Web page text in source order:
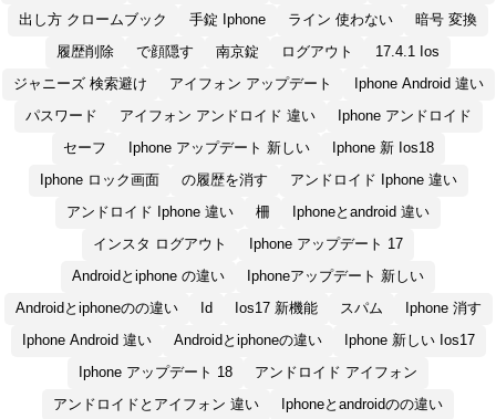
出し方 クロームブック
手錠 Iphone ライン 使わない
暗号 変換
履歴削除
で顔隠す 南京錠 ログアウト
17.4.1 Ios
ジャニーズ 検索避け
アイフォン アップデート
Iphone Android 違い
パスワード
アイフォン アンドロイド 違い
Iphone アンドロイド
セーフ
Iphone アップデート 新しい
Iphone 新 Ios18
Iphone ロック画面
の履歴を消す
アンドロイド Iphone 違い
アンドロイド Iphone 違い
柵
Iphoneとandroid 違い
インスタ ログアウト
Iphone アップデート 17
Androidとiphone の違い
Iphoneアップデート 新しい
Androidとiphoneのの違い
Id Ios17 新機能 スパム
Iphone 消す
Iphone Android 違い
Androidとiphoneの違い
Iphone 新しい Ios17
Iphone アップデート 18
アンドロイド アイフォン
アンドロイドとアイフォン 違い
Iphoneとandroidのの違い